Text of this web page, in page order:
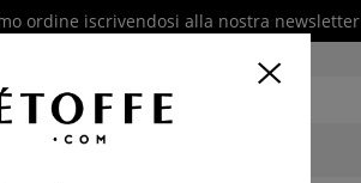
ordine iscrivendosi alla nostra newsletter